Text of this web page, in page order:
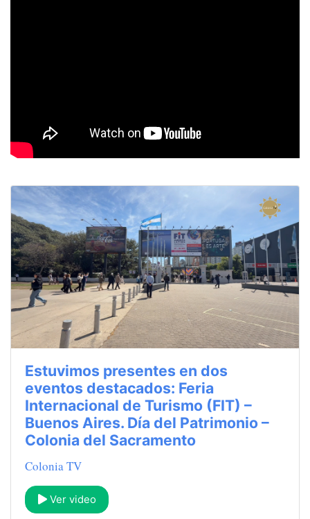
Estuvimos presentes en dos
eventos destacados: Feria
Internacional de Turismo (FIT) –
Buenos Aires. Día del Patrimonio –
Colonia del Sacramento
Colonia TV
Ver video